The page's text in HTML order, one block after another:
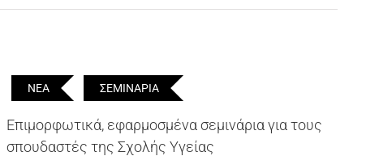
ΝΕΑ ΣΕΜΙΝΑΡΙΑ
Επιμορφωτικά, εφαρμοσμένα σεμινάρια για τους
σπουδαστές της Σχολής Υγείας